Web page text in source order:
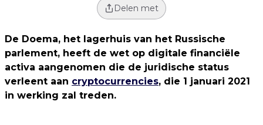
Delen met
De Doema, het lagerhuis van het Russische
parlement, heeft de wet op digitale financiële
activa aangenomen die de juridische status
verleent aan cryptocurrencies, die 1 januari 2021
in werking zal treden.